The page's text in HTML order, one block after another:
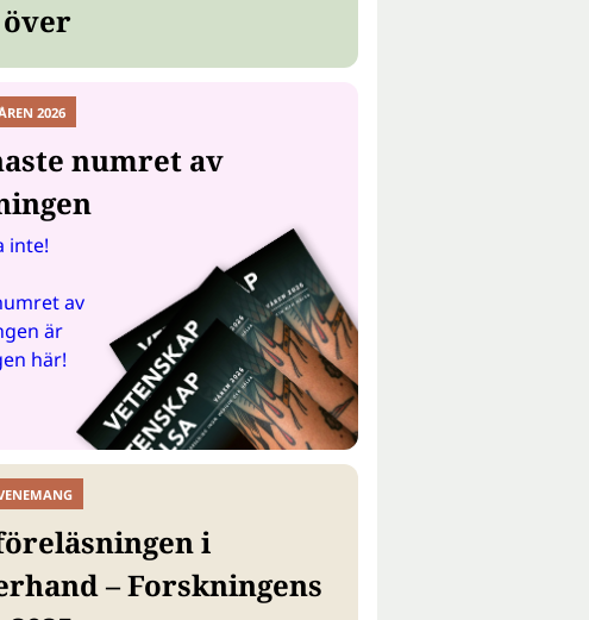
2026
numret av
inte!
av
är
här!
i
– Forskningens